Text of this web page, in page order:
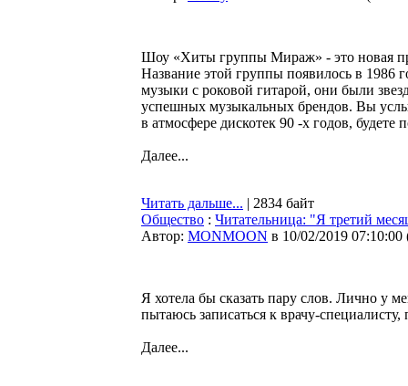
Шоу «Хиты группы Мираж» - это новая
Название этой группы появилось в 1986
музыки с роковой гитарой, они были
успешных музыкальных брендов. Вы
в атмосфере дискотек 90 -х годов, будете
Далее...
Читать дальше... | 2834 байт
Общество : Читательница: "Я третий
Автор: MONMOON в 10/02/2019 07:10:00
Я хотела бы сказать пару слов. Лично у
пытаюсь записаться к врачу-
Далее...